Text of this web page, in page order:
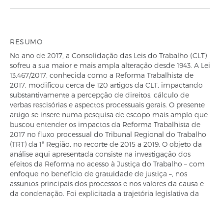
RESUMO
No ano de 2017, a Consolidação das Leis do Trabalho (CLT)
sofreu a sua maior e mais ampla alteração desde 1943. A Lei
13.467/2017, conhecida como a Reforma Trabalhista de
2017, modificou cerca de 120 artigos da CLT, impactando
substantivamente a percepção de direitos, cálculo de
verbas rescisórias e aspectos processuais gerais. O presente
artigo se insere numa pesquisa de escopo mais amplo que
buscou entender os impactos da Reforma Trabalhista de
2017 no fluxo processual do Tribunal Regional do Trabalho
(TRT) da 1ª Região, no recorte de 2015 a 2019. O objeto da
análise aqui apresentada consiste na investigação dos
efeitos da Reforma no acesso à Justiça do Trabalho – com
enfoque no benefício de gratuidade de justiça –, nos
assuntos principais dos processos e nos valores da causa e
da condenação. Foi explicitada a trajetória legislativa da